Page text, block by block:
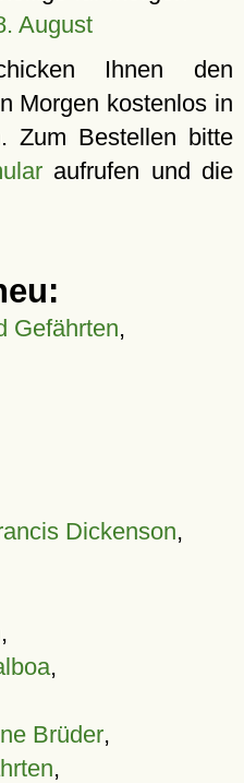
August
Ihnen den
Morgen kostenlos in
Zum Bestellen bitte
aufrufen und die
Gefährten,
Dickenson,
,
,
Brüder,
,